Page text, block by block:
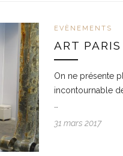
EVÈNEMENTS
ART
On ne présente
incontournable
…
31 mars 2017